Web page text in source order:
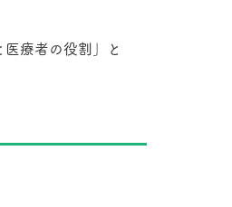
療者の役割」と